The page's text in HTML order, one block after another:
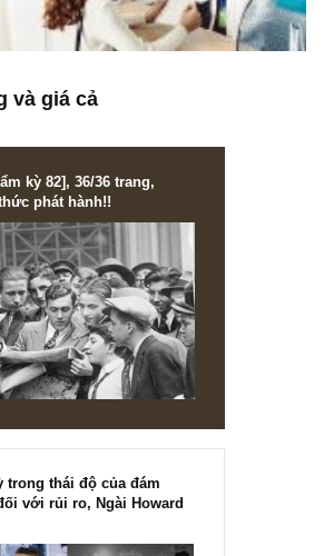
và giá cả
phẩm kỳ 82], 36/36 trang,
thức phát hành!!